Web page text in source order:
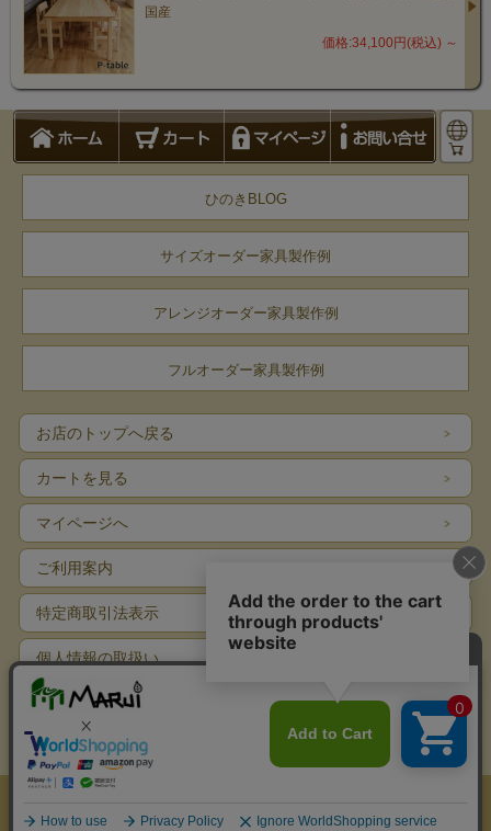
国産
価格:34,100円(税込) ～
ひのきBLOG
サイズオーダー家具製作例
アレンジオーダー家具製作例
フルオーダー家具製作例
お店のトップへ戻る
カートを見る
マイページへ
ご利用案内
特定商取引法表示
個人情報の取扱い
サイトマップ
お問い合わせ
Copyright (C) 2012 まるい家具 All Rights Reserved.